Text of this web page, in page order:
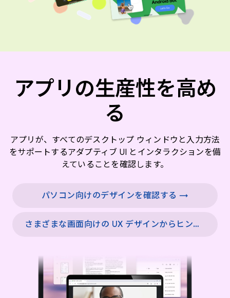
アプリの生産性を高め
る
アプリが、すべてのデスクトップ ウィンドウと入力方法
をサポートするアダプティブ UI とインタラクションを備
えていることを確認します。
パソコン向けのデザインを確認する →
さまざまな画面向けの UX デザインからヒントを得る →